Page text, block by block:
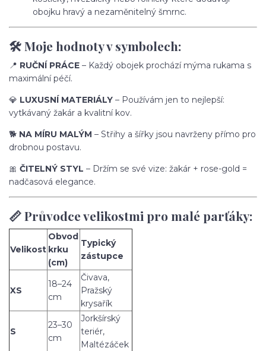
obojku hravý a nezaměnitelný šmrnc.
🛠️ Moje hodnoty v symbolech:
📍 RUČNÍ PRÁCE – Každý obojek prochází mýma rukama s
maximální péčí.
💎 LUXUSNÍ MATERIÁLY – Používám jen to nejlepší:
vytkávaný žakár a kvalitní kov.
🐕 NA MÍRU MALÝM – Střihy a šířky jsou navrženy přímo pro
drobnou postavu.
🎀 ČITELNÝ STYL – Držím se své vize: žakár + rose-gold =
nadčasová elegance.
📏 Průvodce velikostmi pro malé parťáky:
Velikost
Obvod
krku
(cm)
Typický
zástupce
XS
18–24
cm
Čivava,
Pražský
krysařík
S
23–30
cm
Jorkšírský
teriér,
Maltézáček